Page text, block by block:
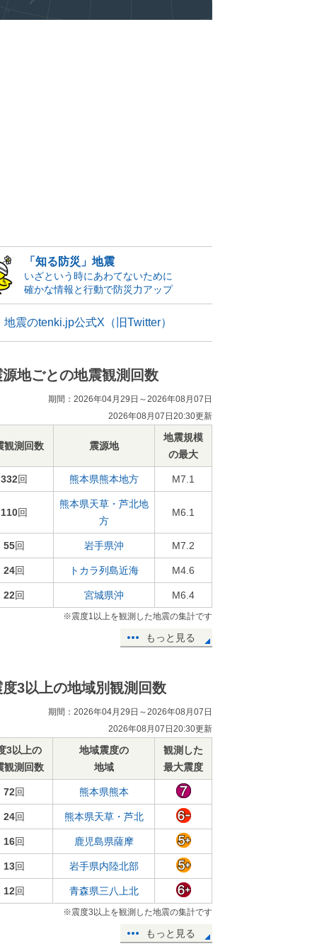
「知る防災」地震
いざという時にあわてないために
確かな情報と行動で防災力アップ
地震のtenki.jp公式X（旧Twitter）
源地ごとの地震観測回数
期間：2026年04月29日～2026年08月07日
2026年08月07日20:30更新
観測回数 震源地
地震規模
の最大
332回 熊本県熊本地方 M7.1
110回
熊本県天草・芦北地
方
M6.1
55回 岩手県沖 M7.2
24回 トカラ列島近海 M4.6
22回 宮城県沖 M6.4
※震度1以上を観測した地震の集計です
もっと見る
度3以上の地域別観測回数
期間：2026年04月29日～2026年08月07日
2026年08月07日20:30更新
3以上の
観測回数
地域震度の
地域
観測した
最大震度
72回 熊本県熊本
24回 熊本県天草・芦北
16回 鹿児島県薩摩
13回 岩手県内陸北部
12回 青森県三八上北
※震度3以上を観測した地震の集計です
もっと見る